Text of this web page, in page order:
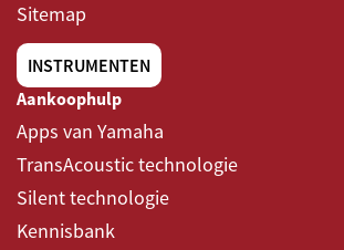
Sitemap
INSTRUMENTEN
Aankoophulp
Apps van Yamaha
TransAcoustic technologie
Silent technologie
Kennisbank